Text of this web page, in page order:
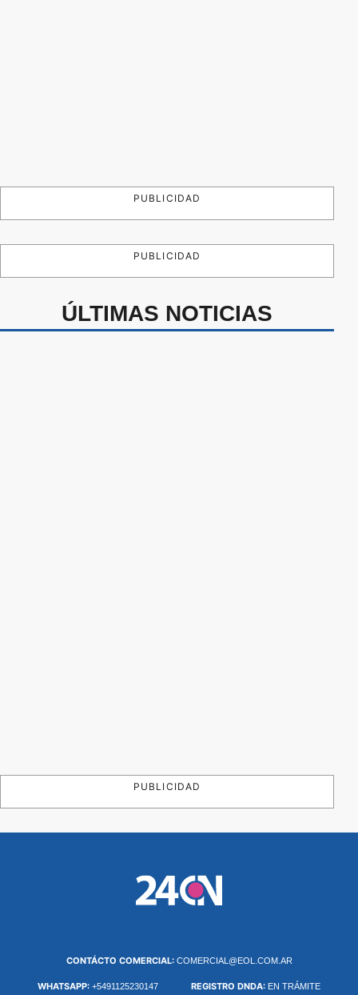
PUBLICIDAD
PUBLICIDAD
ÚLTIMAS NOTICIAS
PUBLICIDAD
CONTÁCTO COMERCIAL: COMERCIAL@EOL.COM.AR
WHATSAPP: +5491125230147 REGISTRO DNDA: EN TRÁMITE